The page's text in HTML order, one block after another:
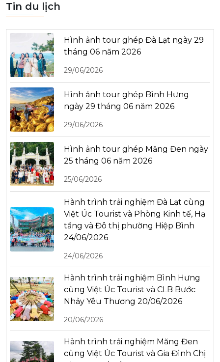
Tin du lịch
Hình ảnh tour ghép Đà Lạt ngày 29
tháng 06 năm 2026
29/06/2026
Hình ảnh tour ghép Bình Hưng
ngày 29 tháng 06 năm 2026
29/06/2026
Hình ảnh tour ghép Măng Đen ngày
25 tháng 06 năm 2026
25/06/2026
Hành trình trải nghiệm Đà Lạt cùng
Việt Úc Tourist và Phòng Kinh tế, Hạ
tầng và Đô thị phường Hiệp Bình
24/06/2026
24/06/2026
Hành trình trải nghiệm Bình Hưng
cùng Việt Úc Tourist và CLB Bước
Nhảy Yêu Thương 20/06/2026
20/06/2026
Hành trình trải nghiệm Măng Đen
cùng Việt Úc Tourist và Gia Đình Chị